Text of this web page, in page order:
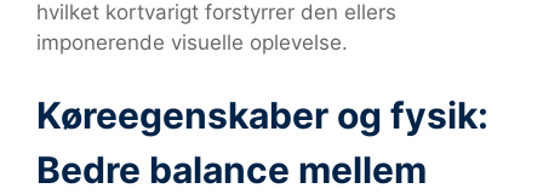
hvilket kortvarigt forstyrrer den ellers
imponerende visuelle oplevelse.
Køreegenskaber og fysik:
Bedre balance mellem